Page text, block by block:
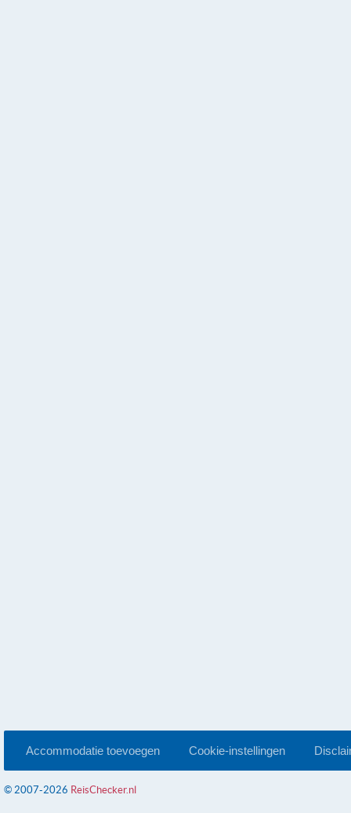
Accommodatie toevoegen Cookie-instellingen
© 2007-2026 ReisChecker.nl